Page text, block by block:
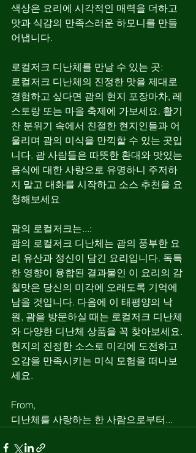
색상은 요리에 시각적인 매력을 더하고
맛과 식감의 만족스러운 하모니를 만들
어냅니다.
로컬저크 디난체를 만날 수 있는 곳:
로컬저크 디난체의 진정한 맛을 제대로
경험하고 싶다면 괌의 현지 포장마차, 레
스토랑 또는 마을 축제에 가보세요. 활기
찬 분위기 속에서 친절한 현지인들과 어
울리며 괌의 미식을 만끽할 수 있는 곳입
니다. 괌 사람들은 따뜻한 환대와 맛있는
음식에 대한 사랑으로 유명하니 주저하
지 말고 대화를 시작하고 소스 추천을 요
청해보세요
괌의 로컬저크는...:
괌의 로컬저크 디난체는 괌의 풍부한 요
리 유산과 정신이 담긴 요리입니다. 독특
한 영향이 융합된 결과물인 이 요리의 감
칠맛은 당신의 미각에 오래도록 기억에
남을 것입니다. 다음에 이 태평양의 낙
원, 괌을 방문하실 때는 로컬저크 디난체
와 다양한 디난체 상품을 꼭 찾아보세요.
현지의 진정한 소스로 미각에 도전하고
오감을 만족시키는 미식 모험을 떠나보
세요.
From,
디난체를 사랑하는 한 사람으로부터...